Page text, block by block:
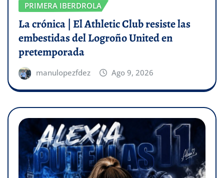
PRIMERA IBERDROLA
La crónica | El Athletic Club resiste las
embestidas del Logroño United en
pretemporada
manulopezfdez Ago 9, 2026